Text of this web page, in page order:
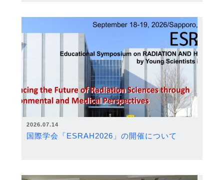
2026.07.14
国際学会「ESRAH2026」の開催について